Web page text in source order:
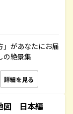
」があなたにお届
の絶景集
詳細を見る
図 日本編